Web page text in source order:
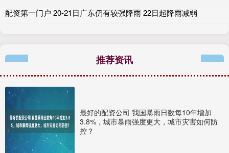
配资第一门户 20-21日广东仍有较强降雨 22日起降雨减弱
推荐资讯
最好的配资公司 我国暴雨日数每10年增加
3.8%，城市暴雨强度更大，城市灾害如何防
控？